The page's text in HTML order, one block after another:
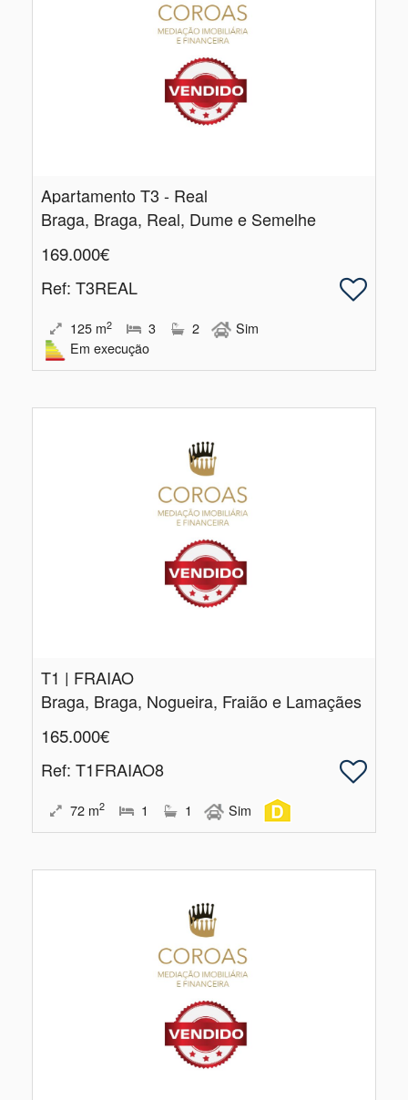
Apartamento T3 - Real
Braga, Braga, Real, Dume e Semelhe
169.000€
Ref: T3REAL
125 m2 3 2
Sim
Em execução
T1 | FRAIAO
Braga, Braga, Nogueira, Fraião e Lamaçães
165.000€
Ref: T1FRAIAO8
72 m2 1 1 Sim